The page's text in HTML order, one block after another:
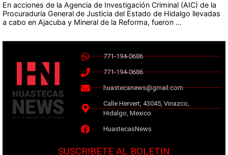
En acciones de la Agencia de Investigación Criminal (AIC) de la
Procuraduría General de Justicia del Estado de Hidalgo llevadas
a cabo en Ajacuba y Mineral de la Reforma, fueron ...
771-194-0686
771-194-0686
huastecanews@gmail.com
Calle Hervert, 43045, Vinazco,
Hidalgo, Mexico
HuastecasNews
SUSCRIBETE AL BOLETIN